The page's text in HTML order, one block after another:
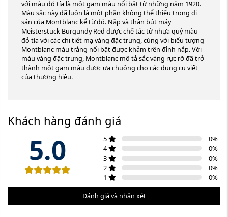
với màu đỏ tía là một gam màu nổi bật từ những năm 1920.
Màu sắc này đã luôn là một phần không thể thiếu trong di
sản của Montblanc kể từ đó. Nắp và thân bút máy
Meisterstück Burgundy Red được chế tác từ nhựa quý màu
đỏ tía với các chi tiết mạ vàng đặc trưng, ​​cùng với biểu tượng
Montblanc màu trắng nổi bật được khảm trên đỉnh nắp. Với
màu vàng đặc trưng, ​​Montblanc mô tả sắc vàng rực rỡ đã trở
thành một gam màu được ưa chuộng cho các dụng cụ viết
của thương hiệu.
Khách hàng đánh giá
5.0 5 0%
4
0%
3
0%
2
0%
1
0%
Đánh giá và nhận xét